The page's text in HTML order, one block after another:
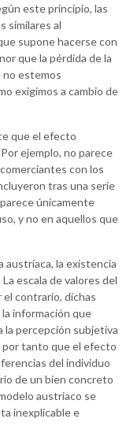
este principio, las
similares al
supone hacerse con
que la pérdida de la
no estemos
exigimos a cambio de
que el efecto
ejemplo, no parece
con los
tras una serie
parece únicamente
y no en aquellos que
austriaca, la existencia
escala de valores del
contrario, dichas
información que
la percepción subjetiva
por tanto que el efecto
del individuo
de un bien concreto
austriaco se
inexplicable e